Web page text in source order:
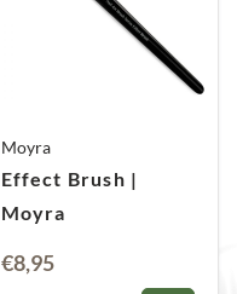
Moyra
Effect Brush |
Moyra
€8,95